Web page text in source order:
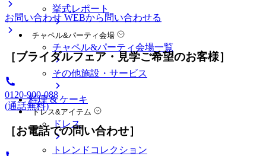
挙式レポート
チャペル&パーティ会場
チャペル&パーティ会場一覧
その他施設・サービス
料理 & ケーキ
ドレス&アイテム
ドレス
トレンドコレクション
お問い合わせ WEBから問い合わせる
［ブライダルフェア・見学ご希望のお客様］
0120-900-088
(通話無料)
［お電話での問い合わせ］